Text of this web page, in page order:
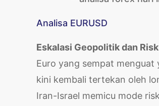
Analisa EURUSD
Eskalasi Geopolitik dan
Euro yang sempat menguat
kini kembali tertekan oleh
Iran-Israel memicu mode